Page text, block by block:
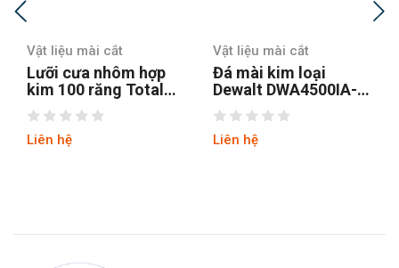
Vật liệu mài cắt
Đá mài kim loại
Dewalt DWA4500IA-
B1 100x6x16mm
Liên hệ
Vật liệu mài cắt
Đá mài Makita D-
28341 125 x 22,23
mm
Liên hệ